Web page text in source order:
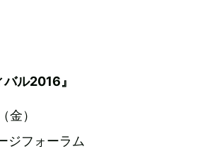
ル2016』
）
ジフォーラム